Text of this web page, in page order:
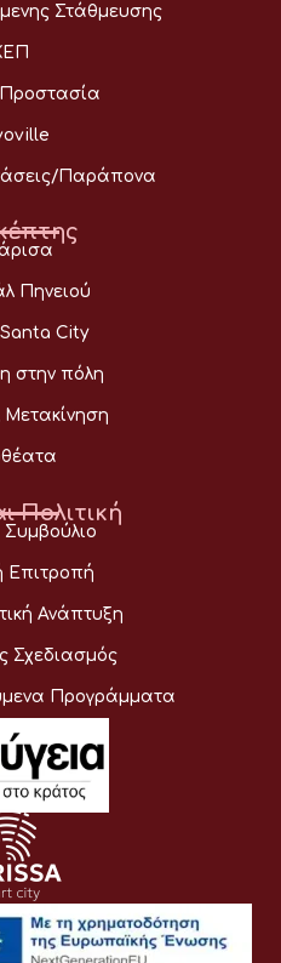
Στάθμευσης
Προστασία
Παράπονα
Πηνειού
City
στην πόλη
Μετακίνηση
Πολιτική
Συμβούλιο
Επιτροπή
Ανάπτυξη
Σχεδιασμός
Προγράμματα